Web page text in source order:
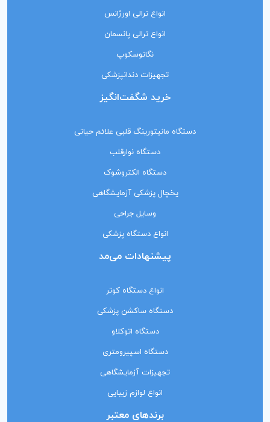
انواع ترالی اورژانس
انواع ترالی پانسمان
نگاتوسکوپ
تجهیزات دندانپزشکی
خرید شگفت‌انگیز
دستگاه مانیتورینگ‌ قلبی علائم حیاتی
دستگاه نوارقلب
دستگاه الکتروشوک
یخچال پزشکی آزمایشگاهی
وسایل جراحی
انواع دستگاه پزشکی
پیشنهادات می‌مد
انواع دستگاه کوتر
دستگاه ساکشن پزشکی
دستگاه اتوکلاو
دستگاه اسپیرومتری
تجهیزات آزمایشگاهی
انواع لوازم زیبایی
برندهای معتبر